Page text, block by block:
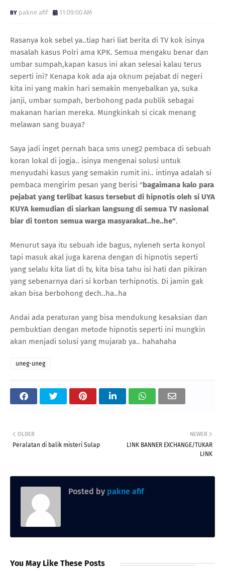
pakne afif 11:09:00 AM
Rasanya kok sebel ya..tiap hari liat berita di TV kok isinya
masalah kasus Polri ama KPK. Semua mengaku benar dan
umbar sumpah,kapan kasus ini akan selesai kalau terus
seperti ini? Kenapa kok ada aja oknum pejabat di negeri
kita ini yang makin hari semakin menyebalkan ya, suka
janji, umbar sumpah, berbohong pada publik sebagai
makanan harian mereka. Mungkinkah si cicak menang
melawan sang buaya?
Saya jadi inget pernah baca sms uneg2 pembaca di sebuah
koran lokal di jogja.. isinya mengenai solusi untuk
menyudahi kasus yang semakin rumit ini.. intinya adalah si
pembaca mengirim pesan yang berisi "bagaimana kalo para
pejabat yang terlibat kasus tersebut di hipnotis oleh si UYA
KUYA kemudian di siarkan langsung di semua TV nasional
biar di tonton semua warga masyarakat..he..he".
Menurut saya itu sebuah ide bagus, nyleneh serta konyol
tapi masuk akal juga karena dengan di hipnotis seperti
yang selalu kita liat di tv, kita bisa tahu isi hati dan pikiran
yang sebenarnya dari si korban terhipnotis. Di jamin gak
akan bisa berbohong dech..ha..ha
Andai ada peraturan yang bisa mendukung kesaksian dan
pembuktian dengan metode hipnotis seperti ini mungkin
akan menjadi solusi yang mujarab ya.. hahahaha
uneg-uneg
NEWER
LINK BANNER EXCHANGE/TUKAR
LINK
OLDER
Peralatan di balik misteri Sulap
Posted by pakne afif
You May Like These Posts